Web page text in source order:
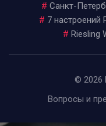
# Санкт-
# 7 настроений
# Riesling
© 2026
Вопросы и